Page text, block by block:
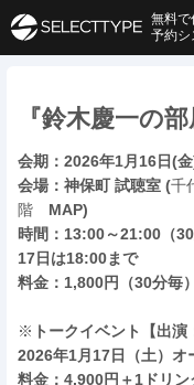
『鈴木慶一の
会期：2026年1月16日(
会場：神保町 試聴室 (千
階 MAP)
時間： 13:00～21:00（
17日は18:00まで
料金：1,800円（30分毎
※ トークイベント【出演
2026年1月17日（土） オ
料金：4,900円＋1ドリン
無料で
予約シ